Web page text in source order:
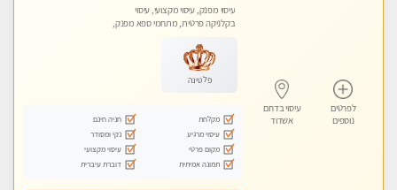
לפרטים
נוספים
עיסוי בדרום
אשדוד
עיסוי מפנק, עיסוי מקצועי, עיסוי
בקלניקה פרטית, מתחמי ספא מפנק,
פלטינה
מקלחת
חניה חינם
עיסוי מרגיע
נקי ומסודר
מקום פרטי
עיסוי מקצועי
תמונה אמיתית
דוברת עיברית